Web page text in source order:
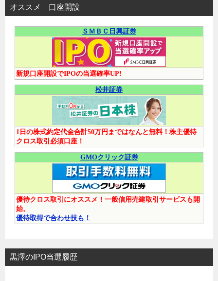
オススメ 口座開設
ＳＭＢＣ日興証券
新規口座開設でIPOの当選確率UP!
松井証券
1日の株式約定代金合計50万円まではなんと無料！株主優待
クロス取引必須口座！
GMOクリック証券
優待クロス取引にオススメ！一般信用売建取引サービスも開
始。
優待取得で合わせ技も！
黒澤のIPO当選履歴